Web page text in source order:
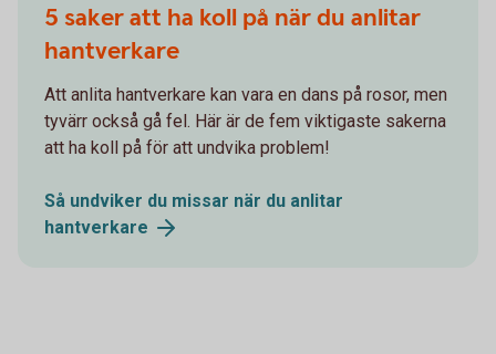
5 saker att ha koll på när du anlitar
hantverkare
Att anlita hantverkare kan vara en dans på rosor, men
tyvärr också gå fel. Här är de fem viktigaste sakerna
att ha koll på för att undvika problem!
Så undviker du missar när du anlitar
hantverkare